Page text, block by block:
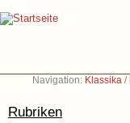
Navigation: Klassika /
Rubriken